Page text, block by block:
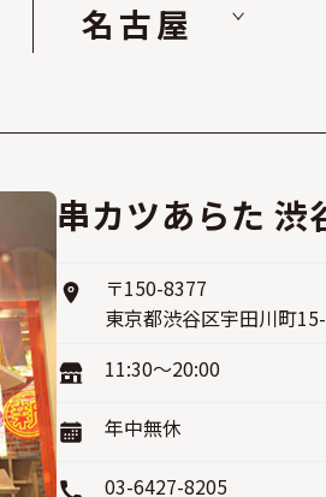
名古屋
串カツあらた 渋
〒150-8377
東京都渋谷区宇田川町
11:30〜20:00
年中無休
03-6427-8205